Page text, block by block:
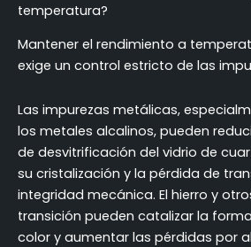
temperatura?
Mantener el rendimiento a
exige un control estricto de las
Las impurezas metálicas,
los metales alcalinos, pueden
de desvitrificación del vidrio de
su cristalización y la pérdida de
integridad mecánica. El hierro y
transición pueden catalizar la
color y aumentar las pérdidas por